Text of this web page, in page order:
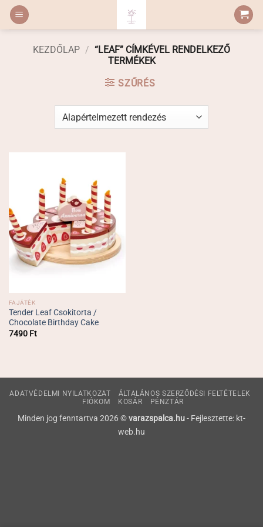
Skip
KEZDŐLAP / “LEAF” CÍMKÉVEL RENDELKEZŐ
TERMÉKEK
SZŰRÉS
FAJÁTÉK
Tender Leaf Csokitorta /
Chocolate Birthday Cake
7490 Ft
ADATVÉDELMI NYILATKOZAT
ÁLTALÁNOS SZERZŐDÉSI FELTÉTELEK
FIÓKOM
KOSÁR PÉNZTÁR
Minden jog fenntartva 2026 ©varazspalca.hu- Fejlesztette: kt-
web.hu